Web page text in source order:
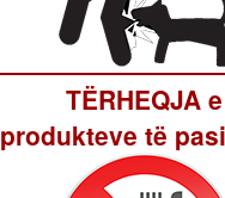
TËRHEQJA e
produkteve të